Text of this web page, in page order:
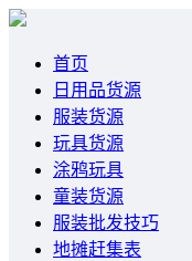
首页
日用品货源
服装货源
玩具货源
涂鸦玩具
童装货源
服装批发技巧
地摊赶集表